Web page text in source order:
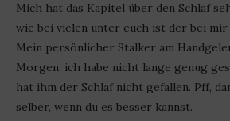
Mich hat das Kapitel über den Schlaf
wie bei vielen unter euch ist der bei
Mein persönlicher Stalker am
Morgen, ich habe nicht lange genug
hat ihm der Schlaf nicht gefallen. Pff,
selber, wenn du es besser kannst.